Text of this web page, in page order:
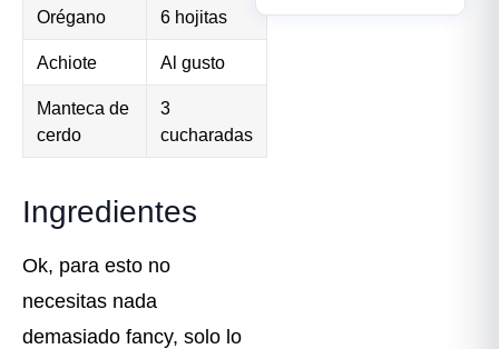
Orégano 6 hojitas
Achiote Al gusto
Manteca de
cerdo
3
cucharadas
Ingredientes
Ok, para esto no
necesitas nada
demasiado fancy, solo lo